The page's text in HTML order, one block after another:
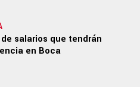
salarios que tendrán
en Boca